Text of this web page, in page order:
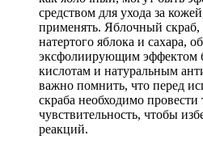
средством для ухода за
применять. Яблочный
натертого яблока и сахара,
эксфолиирующим эффектом
кислотам и натуральным
важно помнить, что перед
скраба необходимо провести
чувствительность, чтобы
реакций.